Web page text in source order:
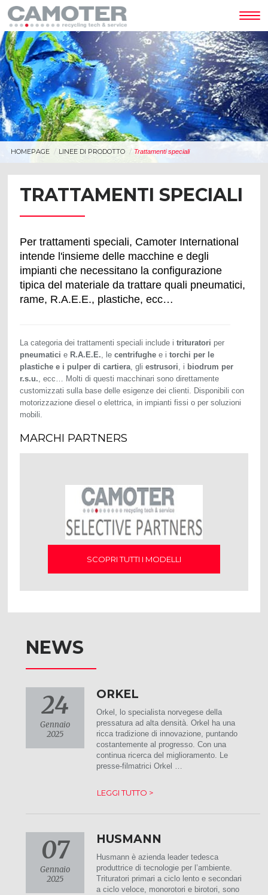
HOMEPAGE LINEE DI PRODOTTO Trattamenti speciali
TRATTAMENTI SPECIALI
Per trattamenti speciali, Camoter International
intende l'insieme delle macchine e degli
impianti che necessitano la configurazione
tipica del materiale da trattare quali pneumatici,
rame, R.A.E.E., plastiche, ecc…
La categoria dei trattamenti speciali include itrituratori per
pneumatici e R.A.E.E., lecentrifughe e itorchi per le
plastiche e i pulper di cartiera, gliestrusori, i biodrum per
r.s.u., ecc… Molti di questi macchinari sono direttamente
customizzati sulla base delle esigenze dei clienti. Disponibili con
motorizzazione diesel o elettrica, in impianti fissi o per soluzioni
mobili.
MARCHI PARTNERS
SCOPRI TUTTI I MODELLI
NEWS
24
Gennaio
2025
ORKEL
Orkel, lo specialista norvegese della
pressatura ad alta densità. Orkel ha una
ricca tradizione di innovazione, puntando
costantemente al progresso. Con una
continua ricerca del miglioramento. Le
presse-filmatrici Orkel …
LEGGI TUTTO >
07
Gennaio
2025
HUSMANN
Husmann è azienda leader tedesca
produttrice di tecnologie per l’ambiente.
Trituratori primari a ciclo lento e secondari
a ciclo veloce, monorotori e birotori, sono